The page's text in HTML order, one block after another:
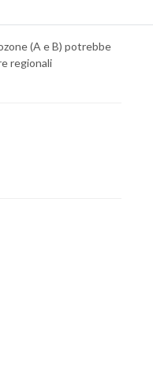
(A e B) potrebbe
regionali